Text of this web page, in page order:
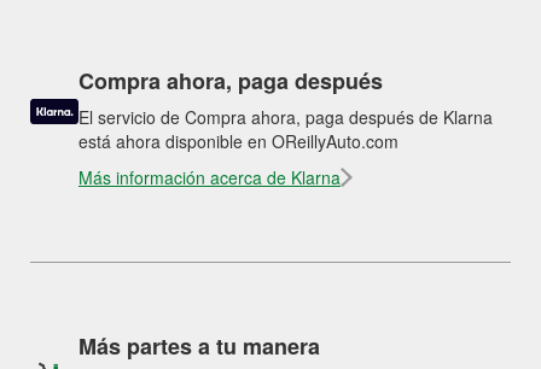
Compra ahora, paga después
El servicio de Compra ahora, paga después de Klarna
está ahora disponible en OReillyAuto.com
Más información acerca de Klarna
Más partes a tu manera